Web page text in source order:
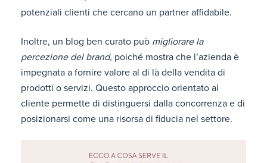
potenziali clienti che cercano un partner affidabile.
Inoltre, un blog ben curato può migliorare la
percezione del brand, poiché mostra che l’azienda è
impegnata a fornire valore al di là della vendita di
prodotti o servizi. Questo approccio orientato al
cliente permette di distinguersi dalla concorrenza e di
posizionarsi come una risorsa di fiducia nel settore.